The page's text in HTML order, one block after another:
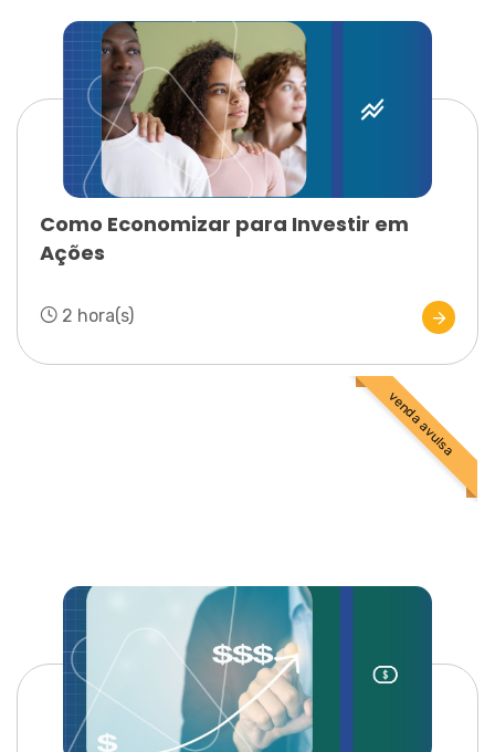
Como Economizar para Investir em
Ações
2 hora(s)
venda avulsa